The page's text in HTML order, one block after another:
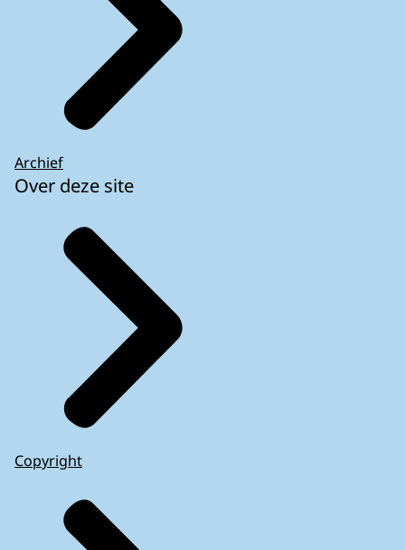
Archief
Over deze site
Copyright